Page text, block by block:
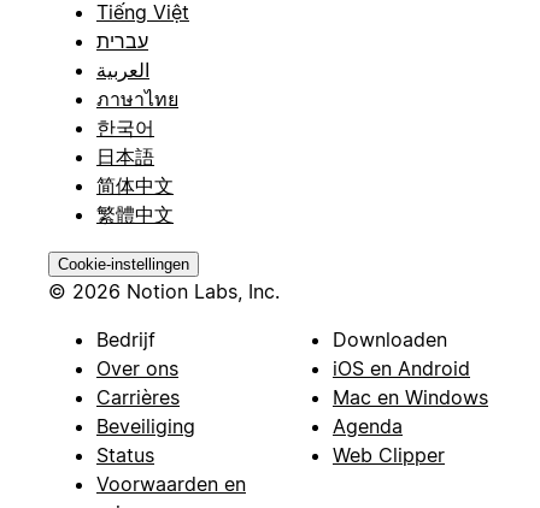
Tiếng Việt
עברית
العربية
ภาษาไทย
한국어
日本語
简体中文
繁體中文
Cookie-instellingen
© 2026 Notion Labs, Inc.
Bedrijf
Over ons
Carrières
Beveiliging
Status
Voorwaarden en
Downloaden
iOS en Android
Mac en Windows
Agenda
Web Clipper